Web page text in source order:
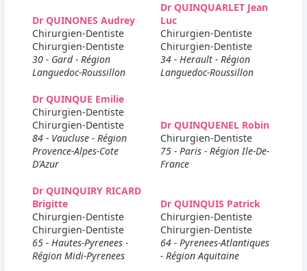
Dr QUINONES Audrey
Chirurgien-Dentiste
Chirurgien-Dentiste
30 - Gard - Région
Languedoc-Roussillon
Dr QUINQUARLET Jean
Luc
Chirurgien-Dentiste
Chirurgien-Dentiste
34 - Herault - Région
Languedoc-Roussillon
Dr QUINQUE Emilie
Chirurgien-Dentiste
Chirurgien-Dentiste
84 - Vaucluse - Région
Provence-Alpes-Cote
D'Azur
Dr QUINQUENEL Robin
Chirurgien-Dentiste
75 - Paris - Région Ile-De-
France
Dr QUINQUIRY RICARD
Brigitte
Chirurgien-Dentiste
Chirurgien-Dentiste
65 - Hautes-Pyrenees -
Région Midi-Pyrenees
Dr QUINQUIS Patrick
Chirurgien-Dentiste
Chirurgien-Dentiste
64 - Pyrenees-Atlantiques
- Région Aquitaine